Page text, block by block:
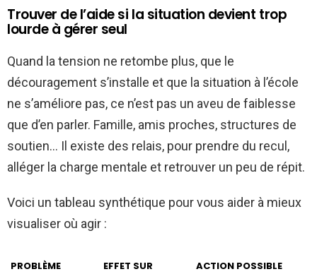
Trouver de l’aide si la situation devient trop
lourde à gérer seul
Quand la tension ne retombe plus, que le
découragement s’installe et que la situation à l’école
ne s’améliore pas, ce n’est pas un aveu de faiblesse
que d’en parler. Famille, amis proches, structures de
soutien… Il existe des relais, pour prendre du recul,
alléger la charge mentale et retrouver un peu de répit.
Voici un tableau synthétique pour vous aider à mieux
visualiser où agir :
PROBLÈME
EFFET SUR
ACTION POSSIBLE